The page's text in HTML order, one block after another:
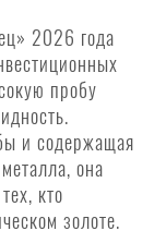
2026 года
пробу
и содержащая
она
кто
золоте.